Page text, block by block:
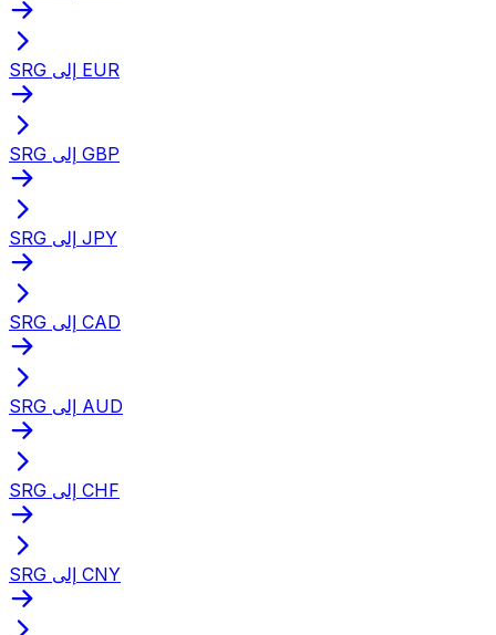
SRG إلى EUR
SRG إلى GBP
SRG إلى JPY
SRG إلى CAD
SRG إلى AUD
SRG إلى CHF
SRG إلى CNY